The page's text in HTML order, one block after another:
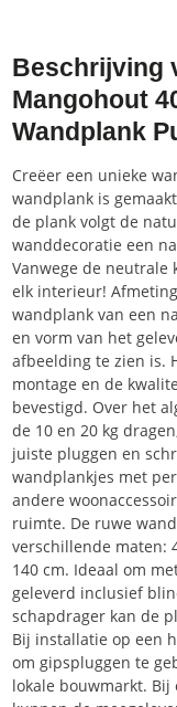
Beschrijving
Mangohout
Wandplank
Creëer een unieke
wandplank is
de plank volgt de
wanddecoratie een
Vanwege de
elk interieur!
wandplank van een
en vorm van het
afbeelding te zien is.
montage en de
bevestigd. Over het
de 10 en 20 kg
juiste pluggen en
wandplankjes met
andere
ruimte. De ruwe
verschillende maten:
140 cm. Ideaal om
geleverd inclusief
schapdrager kan de
Bij installatie op een
om gipspluggen te
lokale bouwmarkt.